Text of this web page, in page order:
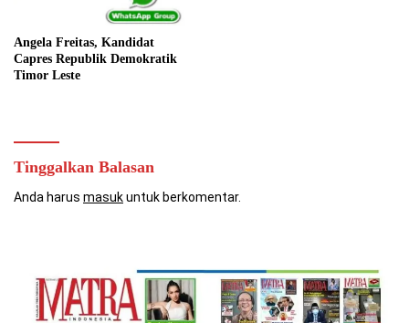
Angela Freitas, Kandidat
Capres Republik Demokratik
Timor Leste
Tinggalkan Balasan
Anda harus masukuntuk berkomentar.